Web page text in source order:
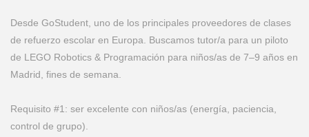
Desde GoStudent, uno de los principales proveedores de clases
de refuerzo escolar en Europa. Buscamos tutor/a para un piloto
de LEGO Robotics & Programación para niños/as de 7–9 años en
Madrid, fines de semana.
Requisito #1: ser excelente con niños/as (energía, paciencia,
control de grupo).